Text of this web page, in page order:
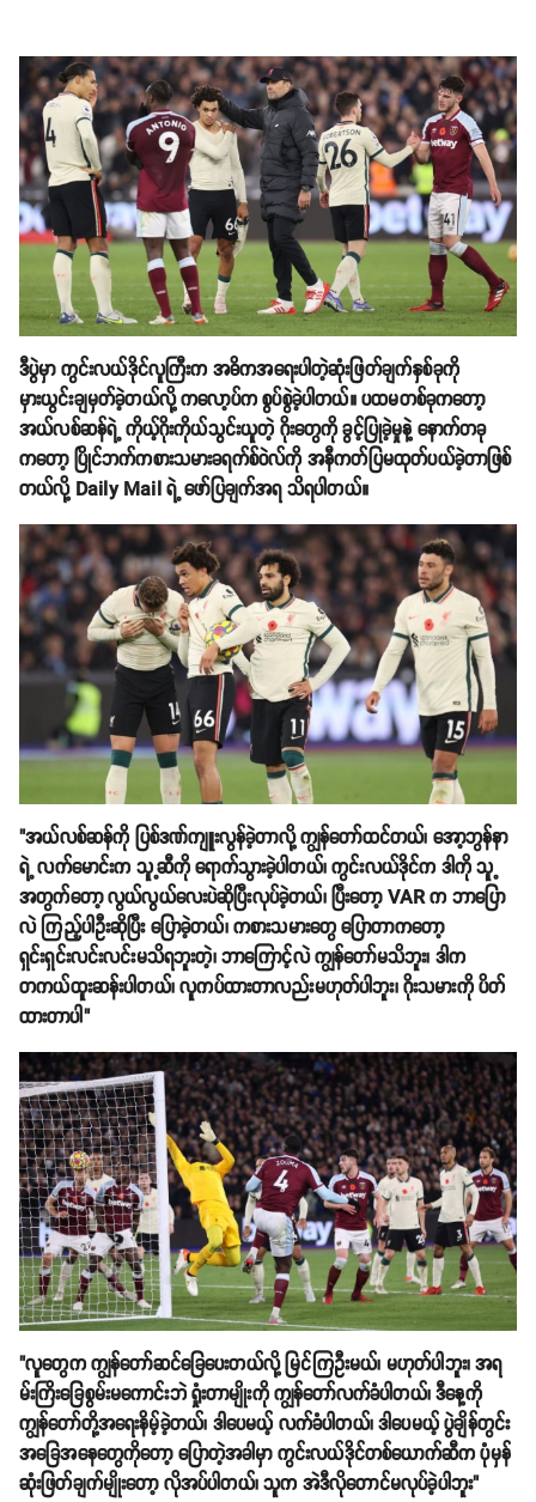
ဒီပွဲမှာ ကွင်းလယ်ဒိုင်လူကြီးက အဓိကအရေးပါတဲ့ဆုံးဖြတ်ချက်နှစ်ခုကို
မှားယွင်းချမှတ်ခဲ့တယ်လို့ ကလော့ပ်က စွပ်စွဲခဲ့ပါတယ်။ ပထမတစ်ခုကတော့
အယ်လစ်ဆန်ရဲ့ ကိုယ့်ဂိုးကိုယ်သွင်းယူတဲ့ ဂိုးတွေကို ခွင့်ပြုခဲ့မှုနဲ့ နောက်တခု
ကတော့ ပြိုင်ဘက်ကစားသမားခရက်စ်ဝဲလ်ကို အနီကတ်ပြမထုတ်ပယ်ခဲ့တာဖြစ်
တယ်လို့ Daily Mail ရဲ့ ဖော်ပြချက်အရ သိရပါတယ်။
"အယ်လစ်ဆန်ကို ပြစ်ဒဏ်ကျူးလွန်ခဲ့တာလို့ ကျွန်တော်ထင်တယ်၊ အော့ဘွန်နာ
ရဲ့ လက်မောင်းက သူ့ဆီကို ရောက်သွားခဲ့ပါတယ်၊ ကွင်းလယ်ဒိုင်က ဒါကို သူ့
အတွက်တော့ လွယ်လွယ်လေးပဲဆိုပြီးလုပ်ခဲ့တယ်၊ ပြီးတော့ VAR က ဘာပြော
လဲ ကြည့်ပါဦးဆိုပြီး ပြောခဲ့တယ်၊ ကစားသမားတွေ ပြောတာကတော့
ရှင်းရှင်းလင်းလင်းမသိရဘူးတဲ့၊ ဘာကြောင့်လဲ ကျွန်တော်မသိဘူး၊ ဒါက
တကယ်ထူးဆန်းပါတယ်၊ လူကပ်ထားတာလည်းမဟုတ်ပါဘူး၊ ဂိုးသမားကို ပိတ်
ထားတာပါ"
"လူတွေက ကျွန်တော်ဆင်ခြေပေးတယ်လို့ မြင်ကြဦးမယ်၊ မဟုတ်ပါဘူး၊ အရ
မ်းကြိးခြေစွမ်းမကောင်းဘဲ ရှုံးတာမျိုးကို ကျွန်တော်လက်ခံပါတယ်၊ ဒီနေ့ကို
ကျွန်တော်တို့အရေးနိမ့်ခဲ့တယ်၊ ဒါပေမယ့် လက်ခံပါတယ်၊ ဒါပေမယ့် ပွဲချိန်တွင်း
အခြေအနေတွေကိုတော့ ပြောတဲ့အခါမှာ ကွင်းလယ်ဒိုင်တစ်ယောက်ဆီက ပုံမှန်
ဆုံးဖြတ်ချက်မျိုးတော့ လိုအပ်ပါတယ်၊ သူက အဲဒီလိုတောင်မလုပ်ခဲ့ပါဘူး"